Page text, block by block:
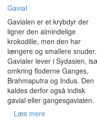
Gavial
Gavialen er et krybdyr der
ligner den almindelige
krokodille, men den har
længere og smallere snuder.
Gavialer lever i Sydasien,
omkring floderne Ganges,
Brahmaputra og Indus. Den
kaldes derfor også indisk
gavial eller gangesgavialen.
Læs mere